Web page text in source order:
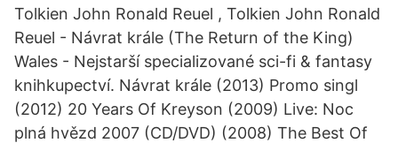
Tolkien John Ronald Reuel , Tolkien John Ronald
Reuel - Návrat krále (The Return of the King)
Wales - Nejstarší specializované sci-fi & fantasy
knihkupectví. Návrat krále (2013) Promo singl
(2012) 20 Years Of Kreyson (2009) Live: Noc
plná hvězd 2007 (CD/DVD) (2008) The Best Of